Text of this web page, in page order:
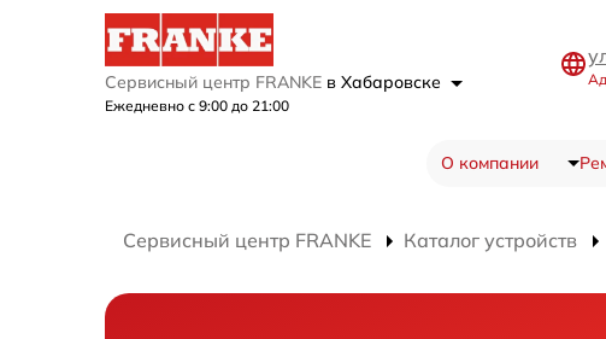
Сервисный центр FRANKE в Хабаровске
Ежедневно с 9:00 до 21:00
О компании
Сервисный центр FRANKE Каталог устройств